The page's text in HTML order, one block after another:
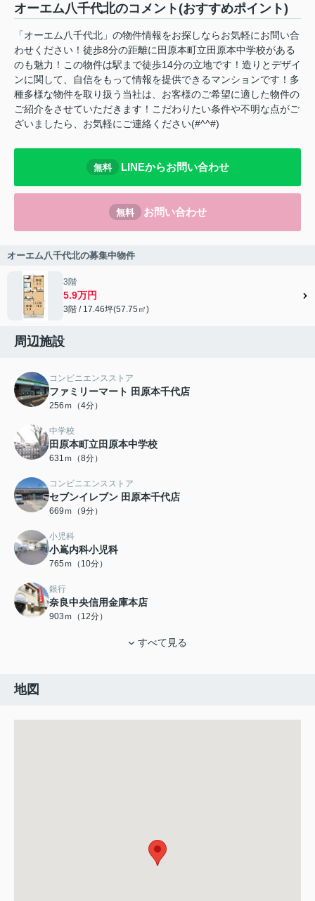
オーエム八千代北のコメント(おすすめポイント)
「オーエム八千代北」の物件情報をお探しならお気軽にお問い合
わせください！徒歩8分の距離に田原本町立田原本中学校がある
のも魅力！この物件は駅まで徒歩14分の立地です！造りとデザイ
ンに関して、自信をもって情報を提供できるマンションです！多
種多様な物件を取り扱う当社は、お客様のご希望に適した物件の
ご紹介をさせていただきます！こだわりたい条件や不明な点がご
ざいましたら、お気軽にご連絡ください(#^^#)
無料 LINEからお問い合わせ
無料 お問い合わせ
オーエム八千代北の募集中物件
3階
5.9万円
3階 / 17.46坪(57.75㎡)
周辺施設
コンビニエンスストア
ファミリーマート 田原本千代店
256ｍ（4分）
中学校
田原本町立田原本中学校
631ｍ（8分）
コンビニエンスストア
セブンイレブン 田原本千代店
669ｍ（9分）
小児科
小嶌内科小児科
765ｍ（10分）
銀行
奈良中央信用金庫本店
903ｍ（12分）
すべて見る
地図